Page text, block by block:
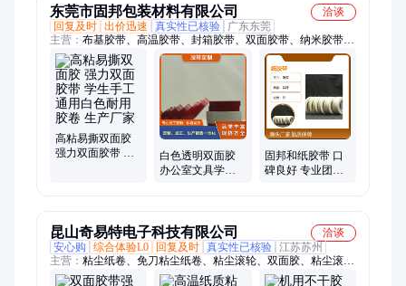
东莞市固邦包装材料有限公司
洽谈
回复及时 出价迅速 真实性已核验
广东东莞
主营： 布基胶带、高温胶带、封箱胶带、双面胶带、纳米胶带、
美纹纸胶带
高粘易撕双面胶
强力双面胶带 学
白色透明双面胶
办公室文具学生
固邦和纸胶带 口
碑良好 专业团队
昆山奇易特电子科技有限公司
洽谈
安心购
综合体验L0 回复及时 真实性已核验 江苏苏州
主营： 粘尘纸卷、免刀粘尘纸卷、粘尘滚轮、双面胶、粘尘滚
筒、机用粘尘滚轮、清洁滚轮、pe粘尘滚筒